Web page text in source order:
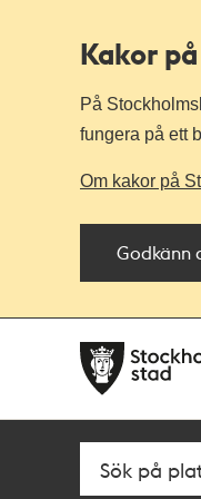
Kakor
På
fungera på ett
Om kakor på
Godkänn
navigationen
huvudinnehållet
Fritextsök